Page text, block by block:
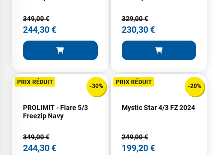
349,00 €
244,30 €
329,00 €
230,30 €
PRIX RÉDUIT
-30%
PROLIMIT - Flare 5/3
Freezip Navy
349,00 €
244,30 €
PRIX RÉDUIT
-20%
Mystic Star 4/3 FZ 2024
249,00 €
199,20 €